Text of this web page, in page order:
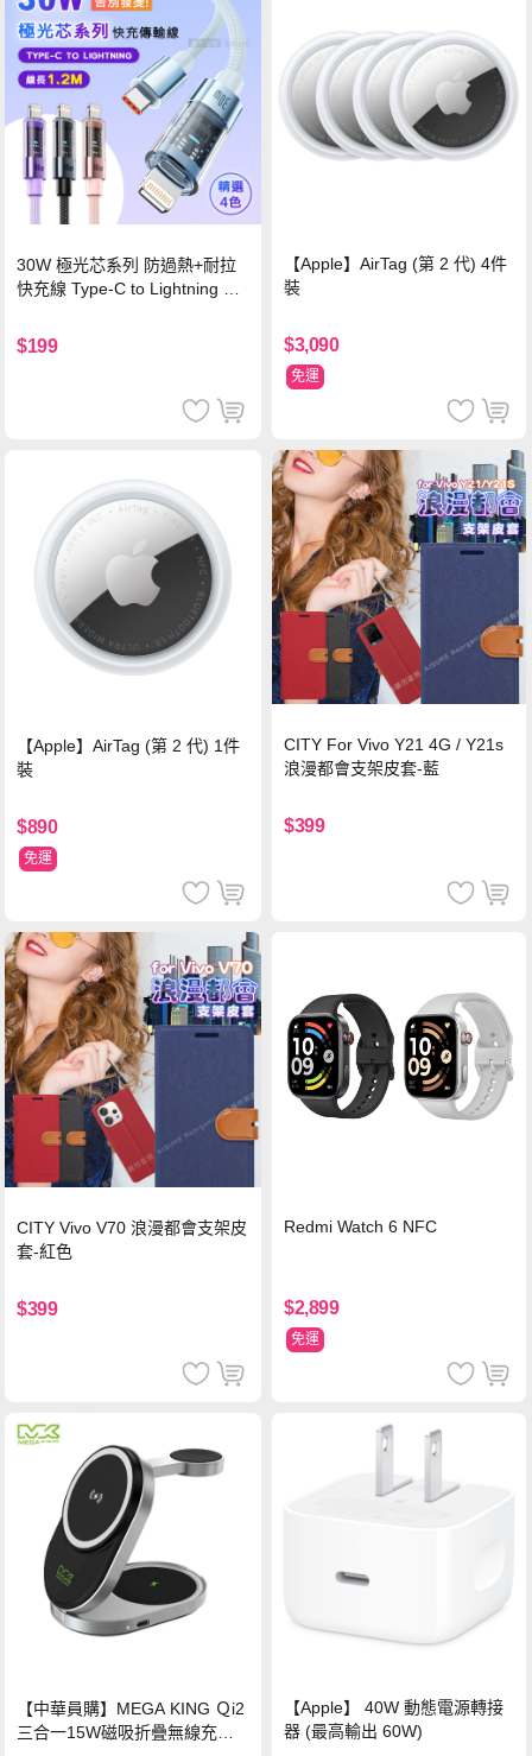
30W 極光芯系列 防過熱+耐拉
快充線 Type-C to Lightning 傳
$199
【Apple】AirTag (第 2 代) 4件
裝
$3,090
免運
【Apple】AirTag (第 2 代) 1件
裝
$890
免運
CITY For Vivo Y21 4G / Y21s
浪漫都會支架皮套-藍
$399
CITY Vivo V70 浪漫都會支架皮
套-紅色
$399
Redmi Watch 6 NFC
$2,899
免運
【中華員購】MEGA KING Ｑi2
三合一15W磁吸折疊無線充電
【Apple】 40W 動態電源轉接
器 (最高輸出 60W)